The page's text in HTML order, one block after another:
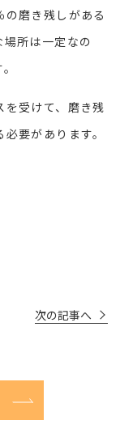
磨き残しがある
所は一定なの
受けて、磨き残
要があります。
次の記事へ